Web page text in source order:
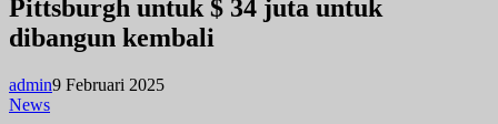
Pittsburgh
untuk
juta
Pittsburgh untuk $ 34 juta untuk
dibangun kembali
admin9 Februari 2025
News